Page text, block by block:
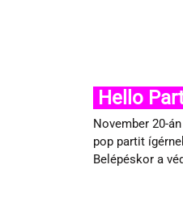
Hello
November 20-
pop partit
Belépéskor a